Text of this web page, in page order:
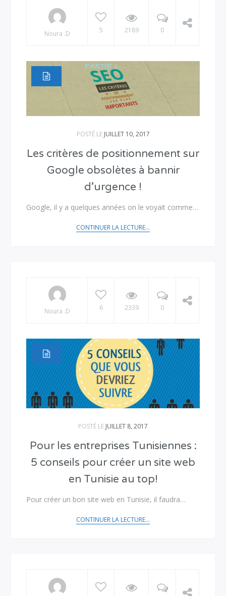
Noura .D 5 2189 0
POSTÉ LE JUILLET 10, 2017
Les critères de positionnement sur
Google obsolètes à bannir
d’urgence !
Google, il y a quelques années on le voyait comme…
CONTINUER LA LECTURE...
Noura .D 6 2339 0
POSTÉ LE JUILLET 8, 2017
Pour les entreprises Tunisiennes :
5 conseils pour créer un site web
en Tunisie au top!
Pour créer un bon site web en Tunisie, il faudra…
CONTINUER LA LECTURE...